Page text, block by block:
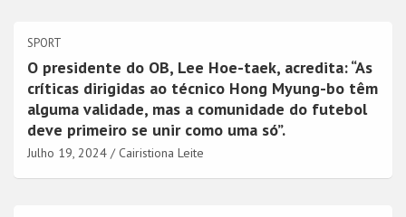
SPORT
O presidente do OB, Lee Hoe-taek, acredita: “As
críticas dirigidas ao técnico Hong Myung-bo têm
alguma validade, mas a comunidade do futebol
deve primeiro se unir como uma só”.
Julho 19, 2024 Cairistiona Leite